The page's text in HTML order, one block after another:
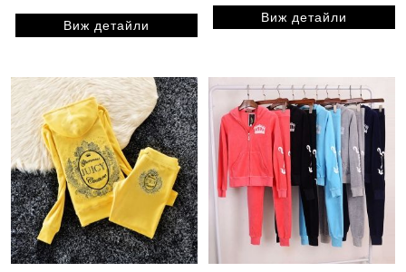
Виж детайли
Виж детайли